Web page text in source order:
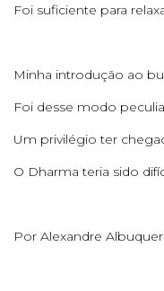
Foi suficiente para
Minha introdução ao
Foi desse modo
Um privilégio ter
O Dharma teria sido
Por Alexandre